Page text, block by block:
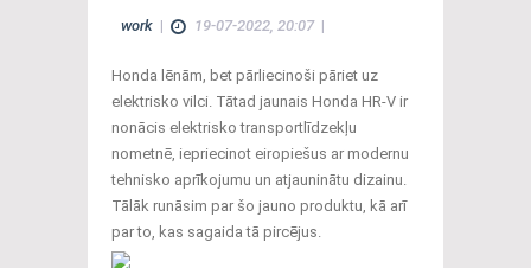
work | 19-07-2022, 20:07|
Honda lēnām, bet pārliecinoši pāriet uz
elektrisko vilci. Tātad jaunais Honda HR-V ir
nonācis elektrisko transportlīdzekļu
nometnē, iepriecinot eiropiešus ar modernu
tehnisko aprīkojumu un atjauninātu dizainu.
Tālāk runāsim par šo jauno produktu, kā arī
par to, kas sagaida tā pircējus.